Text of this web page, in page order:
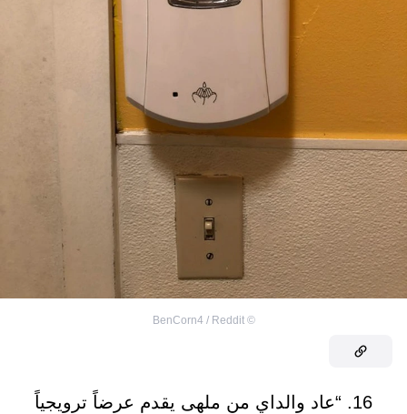
©
BenCorn4 / Reddit
16. “عاد والداي من ملهى يقدم عرضاً ترويجياً